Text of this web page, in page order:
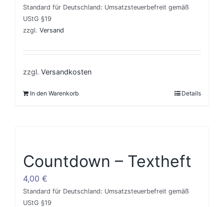
Standard für Deutschland: Umsatzsteuerbefreit gemäß
UStG §19
zzgl. Versand
zzgl. Versandkosten
In den Warenkorb Details
Countdown – Textheft
4,00 €
Standard für Deutschland: Umsatzsteuerbefreit gemäß
UStG §19